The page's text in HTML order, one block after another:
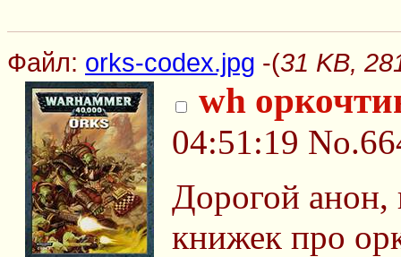
Файл: orks-codex.jpg -(31 KB,
wh
04:51:19
Дорогой анон,
книжек про